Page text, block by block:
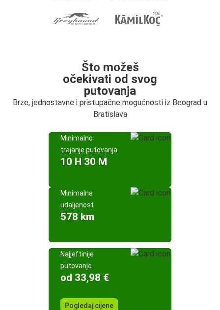
Što možeš
očekivati od svog
putovanja
Brze, jednostavne i pristupačne mogućnosti iz Beograd u
Bratislava
Minimalno
trajanje putovanja
10 H 30 M
Minimalna
udaljenost
578 km
Najjeftinije
putovanje
od 33,98 €
Pogledaj cijene